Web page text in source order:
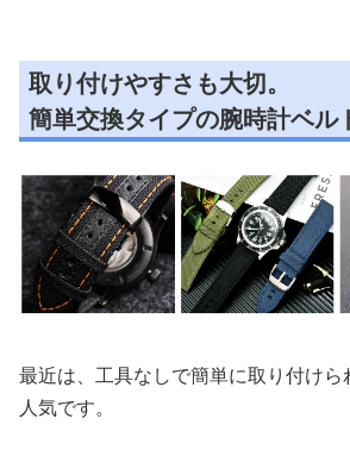
取り付けやすさも大切。
簡単交換タイプの腕時計ベル
最近は、工具なしで簡単に取り付け
人気です。